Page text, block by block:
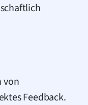
von
Feedback.